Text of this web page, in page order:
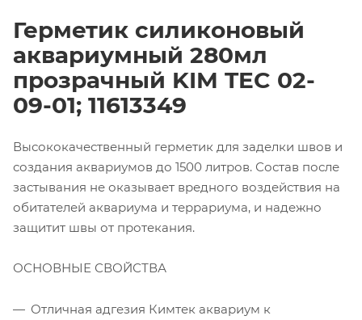
Герметик силиконовый
аквариумный 280мл
прозрачный KIM TEC 02-
09-01; 11613349
Высококачественный герметик для заделки швов и
создания аквариумов до 1500 литров. Состав после
застывания не оказывает вредного воздействия на
обитателей аквариума и террариума, и надежно
защитит швы от протекания.
ОСНОВНЫЕ СВОЙСТВА
Отличная адгезия Кимтек аквариум к